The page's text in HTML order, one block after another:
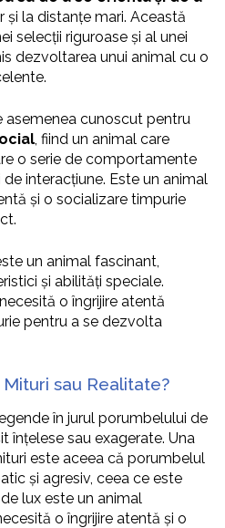
și la distanțe mari. Această
selecții riguroase și al unei
dezvoltarea unui animal cu o
asemenea cunoscut pentru
, fiind un animal care
o serie de comportamente
interacțiune. Este un animal
și o socializare timpurie
un animal fascinant,
și abilități speciale.
o îngrijire atentă
pentru a se dezvolta
sau Realitate?
în jurul porumbelului de
înțelese sau exagerate. Una
este aceea că porumbelul
și agresiv, ceea ce este
lux este un animal
o îngrijire atentă și o